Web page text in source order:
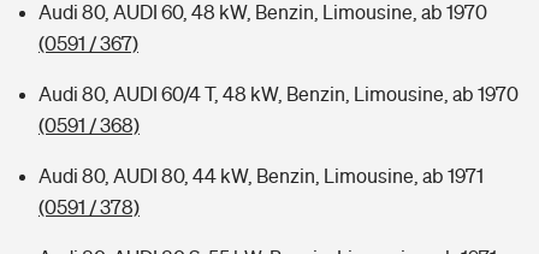
Audi 80, AUDI 60, 48 kW, Benzin, Limousine, ab 1970
(0591 / 367)
Audi 80, AUDI 60/4 T, 48 kW, Benzin, Limousine, ab 1970
(0591 / 368)
Audi 80, AUDI 80, 44 kW, Benzin, Limousine, ab 1971
(0591 / 378)